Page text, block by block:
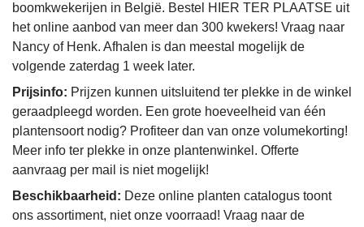
boomkwekerijen in België. Bestel HIER TER PLAATSE uit
het online aanbod van meer dan 300 kwekers! Vraag naar
Nancy of Henk. Afhalen is dan meestal mogelijk de
volgende zaterdag 1 week later.
Prijsinfo: Prijzen kunnen uitsluitend ter plekke in de winkel
geraadpleegd worden. Een grote hoeveelheid van één
plantensoort nodig? Profiteer dan van onze volumekorting!
Meer info ter plekke in onze plantenwinkel. Offerte
aanvraag per mail is niet mogelijk!
Beschikbaarheid: Deze online planten catalogus toont
ons assortiment, niet onze voorraad! Vraag naar de